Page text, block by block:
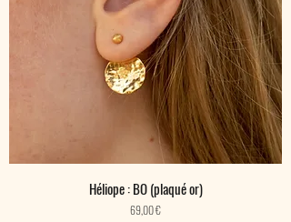
Héliope : BO (plaqué or)
Prix
69,00 €